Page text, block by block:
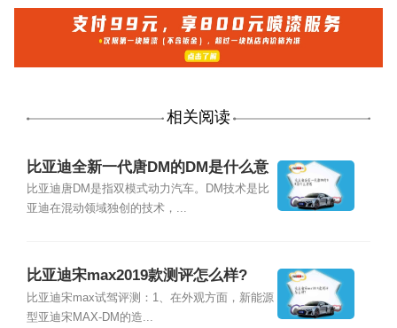
相关阅读
比亚迪全新一代唐DM的DM是什么意
思
比亚迪唐DM是指双模式动力汽车。DM技术是比
亚迪在混动领域独创的技术，...
比亚迪宋max2019款测评怎么样?
比亚迪宋max试驾评测：1、在外观方面，新能源
型亚迪宋MAX-DM的造...